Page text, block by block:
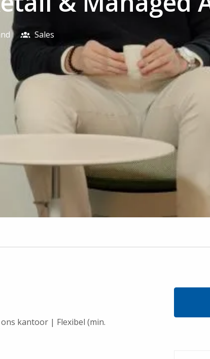
Sales​
kantoor | Flexibel (min.